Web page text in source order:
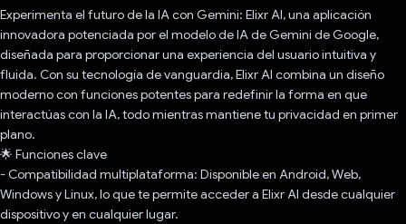
Experimenta el futuro de la IA con Gemini: Elixr AI, una aplicación
innovadora potenciada por el modelo de IA de Gemini de Google,
diseñada para proporcionar una experiencia del usuario intuitiva y
fluida. Con su tecnología de vanguardia, Elixr AI combina un diseño
moderno con funciones potentes para redefinir la forma en que
interactúas con la IA, todo mientras mantiene tu privacidad en primer
plano.
🌟 Funciones clave
- Compatibilidad multiplataforma: Disponible en Android, Web,
Windows y Linux, lo que te permite acceder a Elixr AI desde cualquier
dispositivo y en cualquier lugar.